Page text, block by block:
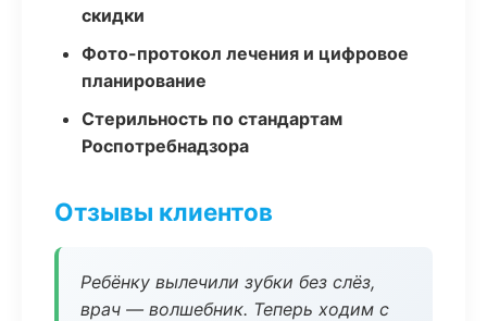
скидки
Фото-протокол лечения и цифровое
планирование
Стерильность по стандартам
Роспотребнадзора
Отзывы клиентов
Ребёнку вылечили зубки без слёз,
врач — волшебник. Теперь ходим с